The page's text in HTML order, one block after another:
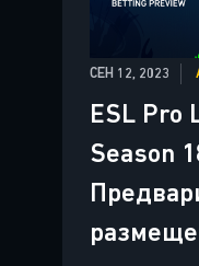
СЕН 12, 2023
ESL Pro
Season